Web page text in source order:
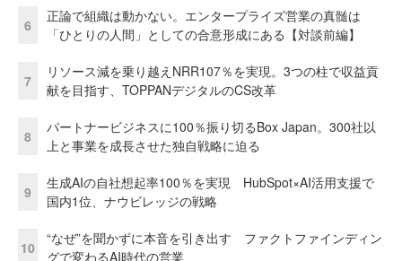
6
正論で組織は動かない。エンタープライズ営業の真髄は
「ひとりの人間」としての合意形成にある【対談前編】
7
リソース減を乗り越えNRR107％を実現。3つの柱で収益貢
献を目指す、TOPPANデジタルのCS改革
8
パートナービジネスに100％振り切るBox Japan。300社以
上と事業を成長させた独自戦略に迫る
9
生成AIの自社想起率100％を実現 HubSpot×AI活用支援で
国内1位、ナウビレッジの戦略
10
“なぜ”を聞かずに本音を引き出す ファクトファインディン
グで変わるAI時代の営業